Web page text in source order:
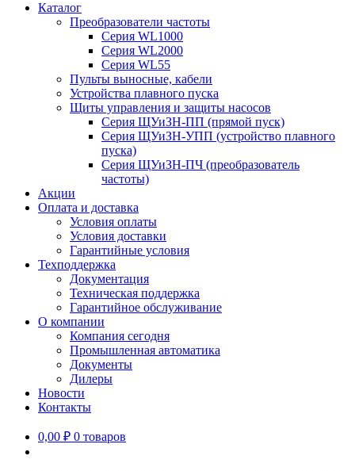
Каталог
Преобразователи частоты
Серия WL1000
Серия WL2000
Серия WL55
Пульты выносные, кабели
Устройства плавного пуска
Щиты управления и защиты насосов
Серия ЩУиЗН-ПП (прямой пуск)
Серия ЩУиЗН-УПП (устройство плавного
пуска)
Серия ЩУиЗН-ПЧ (преобразователь
частоты)
Акции
Оплата и доставка
Условия оплаты
Условия доставки
Гарантийные условия
Техподдержка
Документация
Техническая поддержка
Гарантийное обслуживание
О компании
Компания сегодня
Промышленная автоматика
Документы
Дилеры
Новости
Контакты
0,00 ₽ 0 товаров